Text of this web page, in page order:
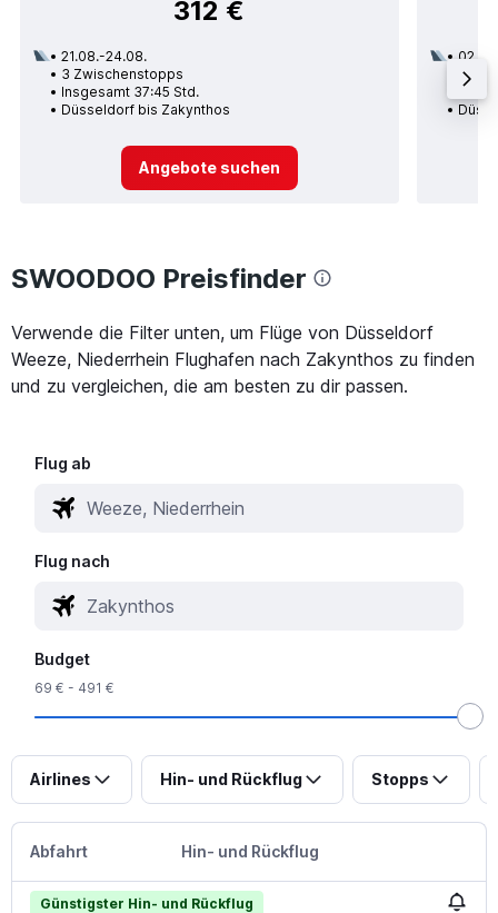
312 €
21.08.-24.08.
3 Zwischenstopps
Insgesamt 37:45 Std.
Düsseldorf bis Zakynthos
Angebote suchen
02.09.
2
SWOODOO Preisfinder
Verwende die Filter unten, um Flüge von Düsseldorf
Weeze, Niederrhein Flughafen nach Zakynthos zu finden
und zu vergleichen, die am besten zu dir passen.
Flug ab
Flug nach
Budget
69 € - 491 €
Airlines Hin- und Rückflug Stopps
Abfahrt Hin- und Rückflug
Günstigster Hin- und Rückflug